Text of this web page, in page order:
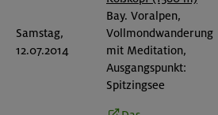
Samstag,
12.07.2014
Bay. Voralpen,
Vollmondwanderung
mit Meditation,
Ausgangspunkt:
Spitzingsee